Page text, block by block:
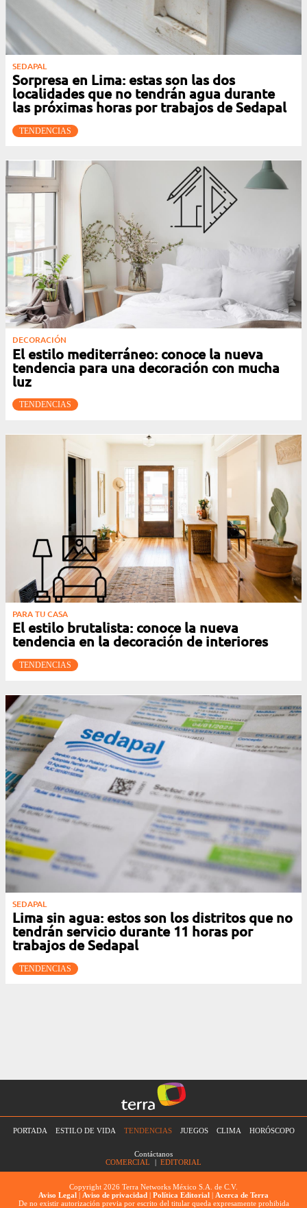
SEDAPAL
Sorpresa en Lima: estas son las dos
localidades que no tendrán agua durante
las próximas horas por trabajos de Sedapal
TENDENCIAS
DECORACIÓN
El estilo mediterráneo: conoce la nueva
tendencia para una decoración con mucha
luz
TENDENCIAS
PARA TU CASA
El estilo brutalista: conoce la nueva
tendencia en la decoración de interiores
TENDENCIAS
SEDAPAL
Lima sin agua: estos son los distritos que no
tendrán servicio durante 11 horas por
trabajos de Sedapal
TENDENCIAS
PORTADA ESTILO DE VIDA TENDENCIAS JUEGOS CLIMA HORÓSCOPO
Contáctanos
COMERCIAL
| EDITORIAL
Copyright 2026 Terra Networks México S.A. de C.V.
Aviso Legal | Aviso de privacidad | Política Editorial | Acerca de Terra
De no existir autorización previa por escrito del titular queda expresamente prohibida